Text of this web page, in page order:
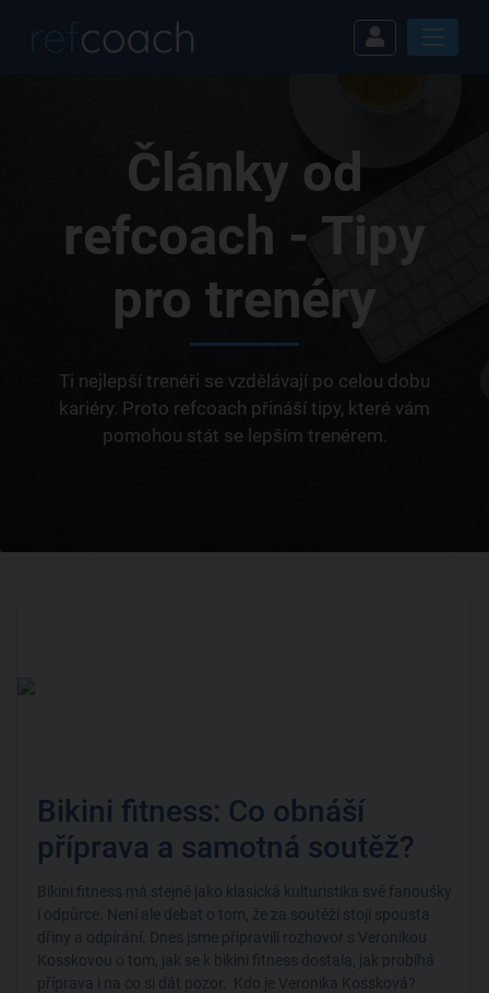
Články od
refcoach - Tipy
pro trenéry
Ti nejlepší trenéři se vzdělávají po celou dobu
kariéry. Proto refcoach přináší tipy, které vám
pomohou stát se lepším trenérem.
Bikini fitness: Co obnáší
příprava a samotná soutěž?
Bikini fitness má stejně jako klasická kulturistika své fanoušky
i odpůrce. Není ale debat o tom, že za soutěží stojí spousta
dřiny a odpírání. Dnes jsme připravili rozhovor s Veronikou
Kosskovou o tom, jak se k bikini fitness dostala, jak probíhá
příprava i na co si dát pozor. Kdo je Veronika Kossková?